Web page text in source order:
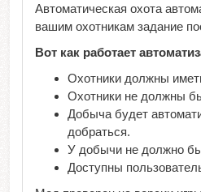
Автоматическая охота
вашим охотникам задание
Вот как работает
Охотники должны
Охотники не должны
Добыча будет
добраться.
У добычи не должно
Доступны